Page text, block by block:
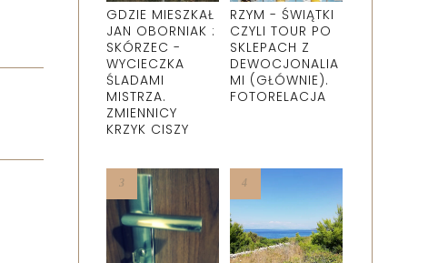
GDZIE MIESZKAŁ
JAN OBORNIAK :
SKÓRZEC -
WYCIECZKA
ŚLADAMI
MISTRZA.
ZMIENNICY
KRZYK CISZY
RZYM - ŚWIĄTKI
CZYLI TOUR PO
SKLEPACH Z
DEWOCJONALIA
MI (GŁÓWNIE).
FOTORELACJA